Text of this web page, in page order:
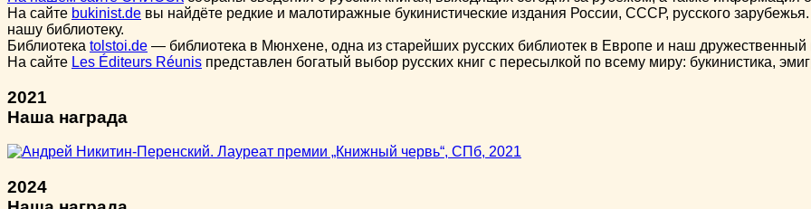
На сайте bukinist.de вы найдёте редкие и малотиражные букинистические издания России, СССР, русского
нашу библиотеку.
Библиотека tolstoi.de — библиотека в Мюнхене, одна из старейших русских библиотек в Европе и наш дружественный
На сайте Les Éditeurs Réunis представлен богатый выбор русских книг с пересылкой по всему миру: букинистика,
2021
Наша награда
2024